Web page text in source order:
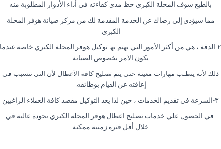
بالطبع سوف المحلة الكبري حظ مدي كفاءته في أداء الأدوار المطلوبة منه
مما سيؤدي إلي رضاك عن الخدمة المقدمة لك من مركز صيانة هوفر المحلة
الكبري.
٢-الدقة ، هي من أكثر الأمور التي يهتم بها توكيل هوفر المحلة الكبري خاصة عندما
يكون الامر بخصوص الصيانة
ذلك لأنه يتطلب مهارات معينة حتي يتم تصليح كافة الأعطال لأن التي تتسبب في
إعاقته عن القيام بوظائفه.
٣-السرعة في تقديم الخدمات ، حين لذا يعد التوكيل مقصد كافة العملاء الراغبين
.في الحصول علي خدمات تصليح اعطال هوفر المحلة الكبري بجودة عالية في
خلال أقل فترة زمنية ممكنة